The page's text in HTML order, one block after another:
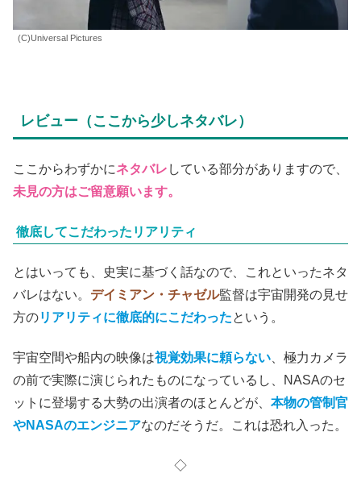
(C)Universal Pictures
レビュー（ここから少しネタバレ）
ここからわずかにネタバレ している部分がありますので、
未見の方はご留意願います。
徹底してこだわったリアリティ
とはいっても、史実に基づく話なので、これといったネタ
バレはない。 デイミアン・チャゼル監督は宇宙開発の見せ
方のリアリティに徹底的にこだわったという。
宇宙空間や船内の映像は視覚効果に頼らない 、極力カメラ
の前で実際に演じられたものになっているし、NASAのセ
ットに登場する大勢の出演者のほとんどが、 本物の管制官
やNASAのエンジニアなのだそうだ。これは恐れ入った。
◇